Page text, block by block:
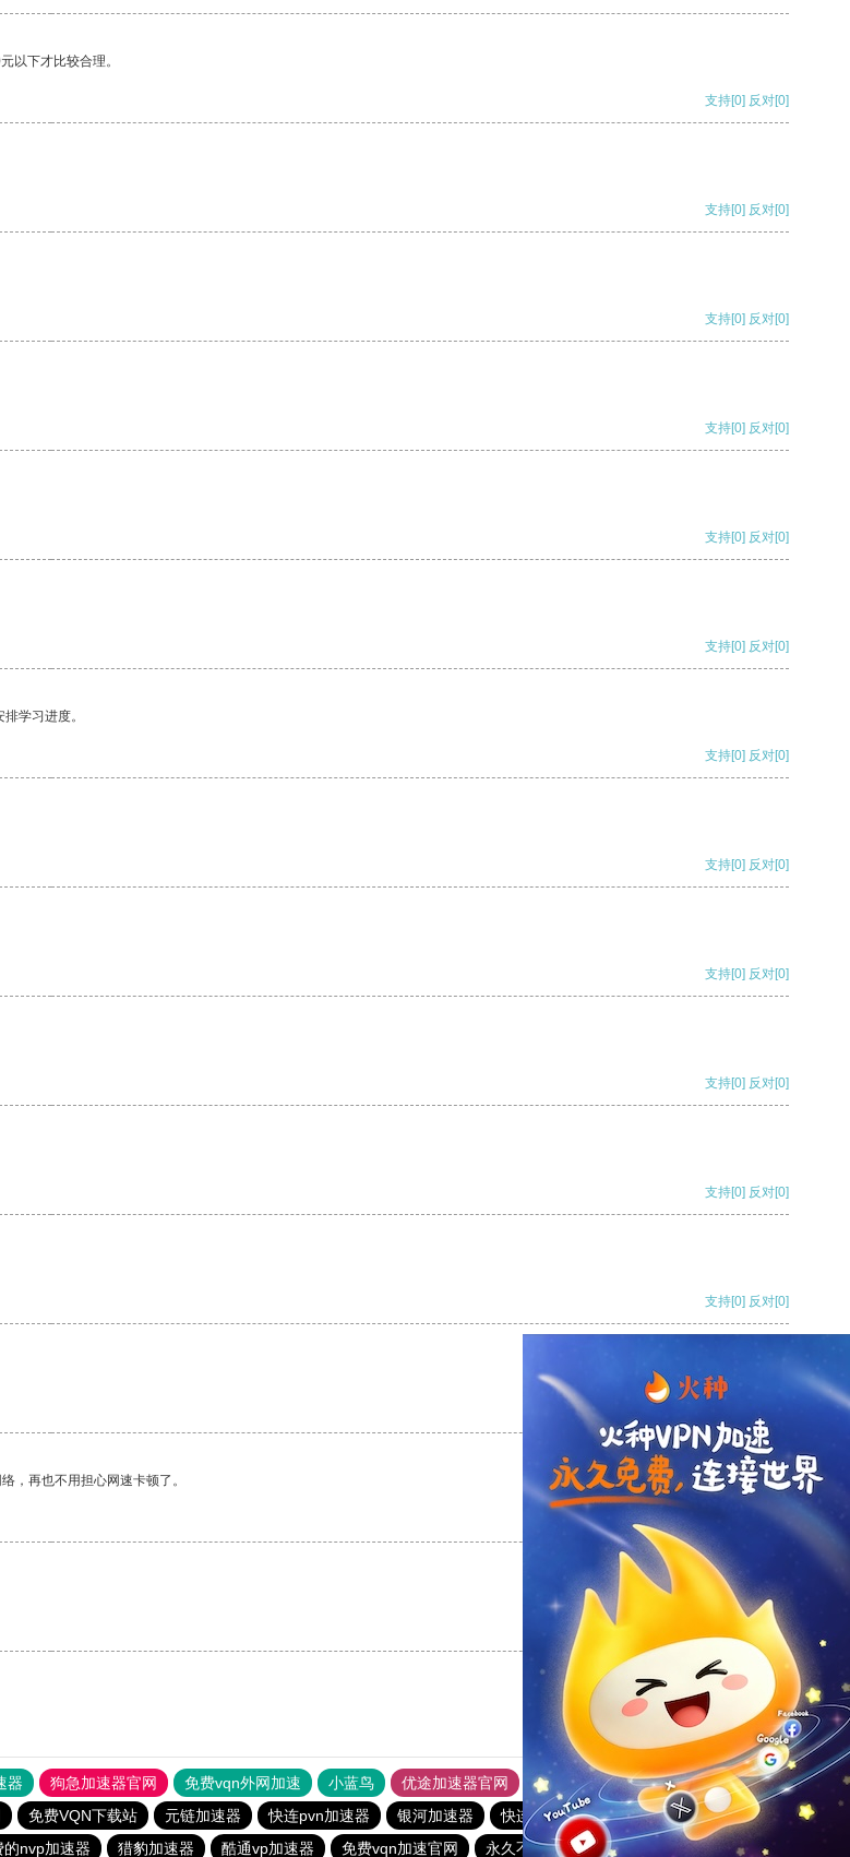
以下才比较合理。
支持[0] 反对[0]
支持[0] 反对[0]
支持[0] 反对[0]
支持[0] 反对[0]
支持[0] 反对[0]
支持[0] 反对[0]
学习进度。
支持[0] 反对[0]
支持[0] 反对[0]
支持[0] 反对[0]
支持[0] 反对[0]
支持[0] 反对[0]
支持[0] 反对[0]
，再也不用担心网速卡顿了。
反对
反对[0]
器 狗急加速器官网 免费vqn外网加速 小蓝鸟 优途加速器官网 风驰加速器 旋风加速器
八戒看书
免费VQN下载站 元链加速器 快连pvn加速器 银河加速器 快连vp加速器 chinese-vpn
酷通加速器
的nvp加速器 猎豹加速器 酷通vp加速器 免费vqn加速官网 永久不收费的加速器 西柚加速器